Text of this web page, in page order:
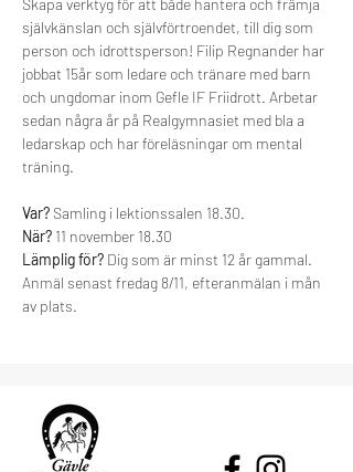
Skapa verktyg för att både hantera och främja
självkänslan och självförtroendet, till dig som
person och idrottsperson! Filip Regnander har
jobbat 15år som ledare och tränare med barn
och ungdomar inom Gefle IF Friidrott. Arbetar
sedan några år på Realgymnasiet med bla a
ledarskap och har föreläsningar om mental
träning.
Var? Samling i lektionssalen 18.30.
När? 11 november 18.30
Lämplig för? Dig som är minst 12 år gammal.
Anmäl senast fredag 8/11, efteranmälan i mån
av plats.